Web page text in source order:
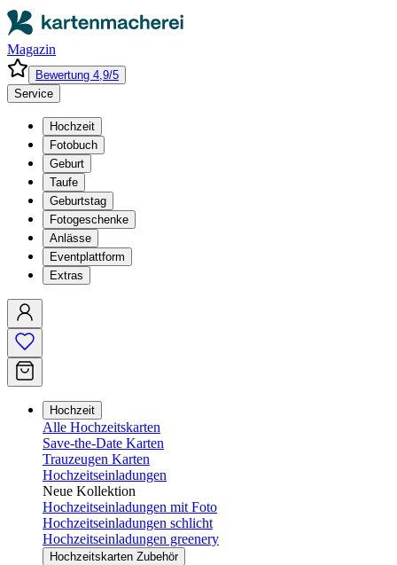
Magazin
Bewertung 4,9/5
Service
Hochzeit
Fotobuch
Geburt
Taufe
Geburtstag
Fotogeschenke
Anlässe
Eventplattform
Extras
Hochzeit
Alle Hochzeitskarten
Save-the-Date Karten
Trauzeugen Karten
Hochzeitseinladungen
Neue Kollektion
Hochzeitseinladungen mit Foto
Hochzeitseinladungen schlicht
Hochzeitseinladungen greenery
Hochzeitskarten Zubehör